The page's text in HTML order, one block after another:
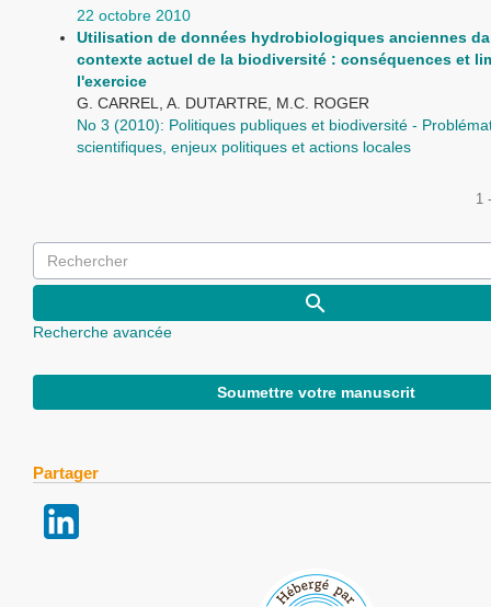
22 octobre 2010
Utilisation de données hydrobiologiques anciennes
contexte actuel de la biodiversité : conséquences et
l'exercice
G. CARREL, A. DUTARTRE, M.C. ROGER
No 3 (2010): Politiques publiques et biodiversité -
scientifiques, enjeux politiques et actions locales
1
Recherche avancée
Soumettre votre manuscrit
Partager